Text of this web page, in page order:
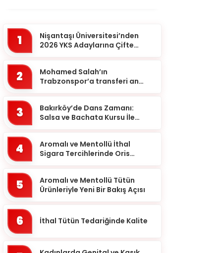
1
Nişantaşı Üniversitesi’nden
2026 YKS Adaylarına Çifte
2
Mohamed Salah’ın
Trabzonspor’a transferi an
3
Bakırköy’de Dans Zamanı:
Salsa ve Bachata Kursu İle
4
Aromalı ve Mentollü İthal
Sigara Tercihlerinde Oris
5
Aromalı ve Mentollü Tütün
Ürünleriyle Yeni Bir Bakış Açısı
6 İthal Tütün Tedariğinde Kalite
Amasya
Antalya
Artvin
Aydın
Balıkesir
Bartın
Batman
Bayburt
Bilecik
Bingöl
Bitlis